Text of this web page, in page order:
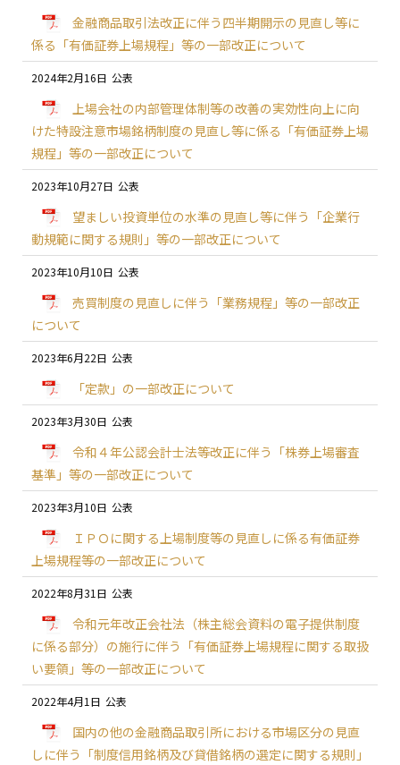
金融商品取引法改正に伴う四半期開示の見直し等に
係る「有価証券上場規程」等の一部改正について
2024年2月16日
上場会社の内部管理体制等の改善の実効性向上に向
けた特設注意市場銘柄制度の見直し等に係る「有価証券上場
規程」等の一部改正について
2023年10月27日
望ましい投資単位の水準の見直し等に伴う「企業行
動規範に関する規則」等の一部改正について
2023年10月10日
売買制度の見直しに伴う「業務規程」等の一部改正
について
2023年6月22日
「定款」の一部改正について
2023年3月30日
令和４年公認会計士法等改正に伴う「株券上場審査
基準」等の一部改正について
2023年3月10日
ＩＰＯに関する上場制度等の見直しに係る有価証券
上場規程等の一部改正について
2022年8月31日
令和元年改正会社法（株主総会資料の電子提供制度
に係る部分）の施行に伴う「有価証券上場規程に関する取扱
い要領」等の一部改正について
2022年4月1日
国内の他の金融商品取引所における市場区分の見直
しに伴う「制度信用銘柄及び貸借銘柄の選定に関する規則」